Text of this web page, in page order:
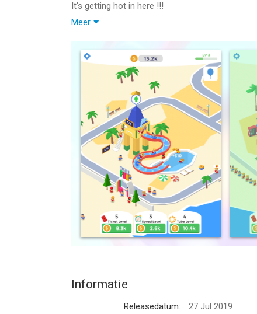
It's getting hot in here !!!
- CRAZY attractions
- FUNNY customers
- Super POWER-UPS to multiply your earnings !
- Earning TRILLIONS !!
Are you ready to spend the summer in the pool
Idle AquaPark van Green Panda Games is een
geschikt bevonden voor gebruikers met
Informatie voor Idle AquaParkis het laatst
Meer
Informatie
Releasedatum:
27 Jul 2019